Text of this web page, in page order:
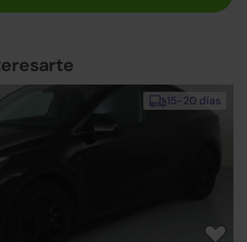
15-20 días